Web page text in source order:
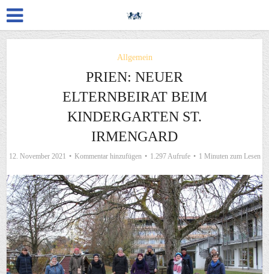
Allgemein
PRIEN: NEUER
ELTERNBEIRAT BEIM
KINDERGARTEN ST.
IRMENGARD
12. November 2021 Kommentar hinzufügen 1.297 Aufrufe 1 Minuten zum Lesen